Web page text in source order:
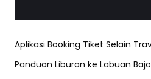
Aplikasi Booking Tiket Selain
Panduan Liburan ke Labuan